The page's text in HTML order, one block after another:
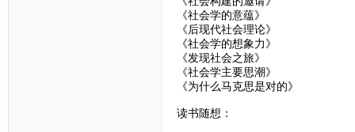
《社会学的意蕴》
《后现代社会理论》
《社会学的想象力》
《发现社会之旅》
《社会学主要思潮》
《为什么马克思是对的》
读书随想：